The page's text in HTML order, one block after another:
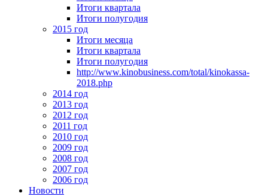
Итоги квартала
Итоги полугодия
2015 год
Итоги месяца
Итоги квартала
Итоги полугодия
http://www.kinobusiness.com/total/kinokassa-
2018.php
2014 год
2013 год
2012 год
2011 год
2010 год
2009 год
2008 год
2007 год
2006 год
Новости